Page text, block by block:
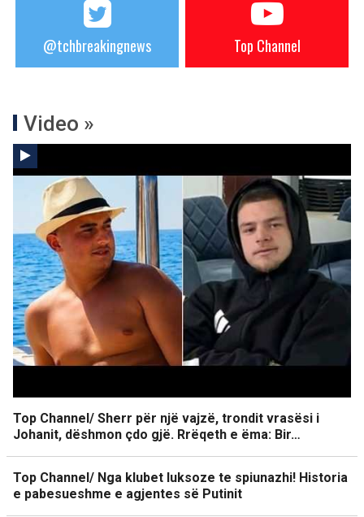
@tchbreakingnews Top Channel
Video »
Top Channel/ Sherr për një vajzë, trondit vrasësi i
Johanit, dëshmon çdo gjë. Rrëqeth e ëma: Bir…
Top Channel/ Nga klubet luksoze te spiunazhi! Historia
e pabesueshme e agjentes së Putinit